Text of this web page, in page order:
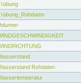
Rohdaten